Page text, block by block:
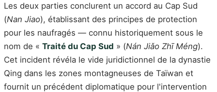
Les deux parties conclurent un accord au Cap Sud
(Nan Jiao), établissant des principes de protection
pour les naufragés — connu historiquement sous le
nom de « Traité du Cap Sud » (Nán Jiǎo Zhī Méng).
Cet incident révéla le vide juridictionnel de la dynastie
Qing dans les zones montagneuses de Taïwan et
fournit un précédent diplomatique pour l'intervention